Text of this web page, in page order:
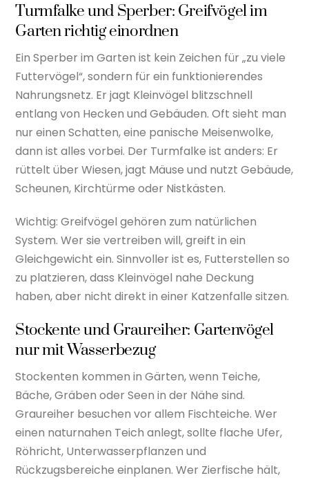
Turmfalke und Sperber: Greifvögel im
Garten richtig einordnen
Ein Sperber im Garten ist kein Zeichen für „zu viele
Futtervögel“, sondern für ein funktionierendes
Nahrungsnetz. Er jagt Kleinvögel blitzschnell
entlang von Hecken und Gebäuden. Oft sieht man
nur einen Schatten, eine panische Meisenwolke,
dann ist alles vorbei. Der Turmfalke ist anders: Er
rüttelt über Wiesen, jagt Mäuse und nutzt Gebäude,
Scheunen, Kirchtürme oder Nistkästen.
Wichtig: Greifvögel gehören zum natürlichen
System. Wer sie vertreiben will, greift in ein
Gleichgewicht ein. Sinnvoller ist es, Futterstellen so
zu platzieren, dass Kleinvögel nahe Deckung
haben, aber nicht direkt in einer Katzenfalle sitzen.
Stockente und Graureiher: Gartenvögel
nur mit Wasserbezug
Stockenten kommen in Gärten, wenn Teiche,
Bäche, Gräben oder Seen in der Nähe sind.
Graureiher besuchen vor allem Fischteiche. Wer
einen naturnahen Teich anlegt, sollte flache Ufer,
Röhricht, Unterwasserpflanzen und
Rückzugsbereiche einplanen. Wer Zierfische hält,